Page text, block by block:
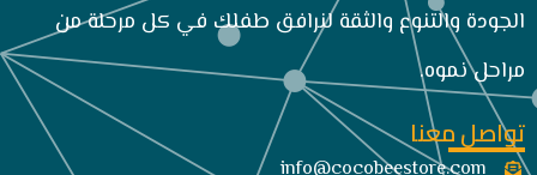
الجودة والتنوع والثقة لنرافق طفلك في كل مرحلة من
مراحل نموه.
تواصل معنا